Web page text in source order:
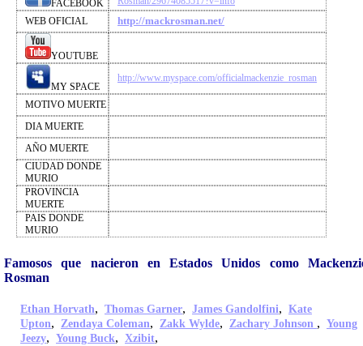
FACEBOOK
WEB OFICIAL
http://mackrosman.net/
YOUTUBE
MY SPACE
http://www.myspace.com/officialmackenzie_rosman
MOTIVO MUERTE
DIA MUERTE
AÑO MUERTE
CIUDAD DONDE
MURIO
PROVINCIA
MUERTE
PAIS DONDE
MURIO
Famosos que nacieron en Estados Unidos como
Rosman
Ethan Horvath, Thomas Garner, James Gandolfini, Kate
Upton, Zendaya Coleman, Zakk Wylde, Zachary Johnson , Young
Jeezy, Young Buck, Xzibit,